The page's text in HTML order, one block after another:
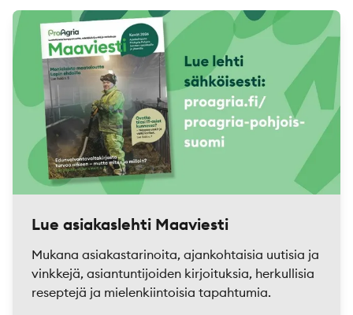
Lue asiakaslehti Maaviesti
Mukana asiakastarinoita, ajankohtaisia uutisia ja
vinkkejä, asiantuntijoiden kirjoituksia, herkullisia
reseptejä ja mielenkiintoisia tapahtumia.